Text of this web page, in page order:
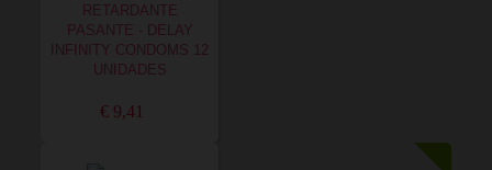
RETARDANTE
PASANTE - DELAY
INFINITY CONDOMS 12
UNIDADES
€ 9,41